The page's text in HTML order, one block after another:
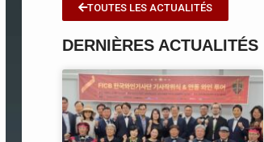
TOUTES LES ACTUALITÉS
DERNIÈRES ACTUALITÉS